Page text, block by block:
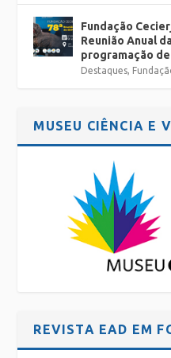
Fundação
Reunião Anual
programação
Destaques,
MUSEU CIÊNCIA E
REVISTA EAD EM